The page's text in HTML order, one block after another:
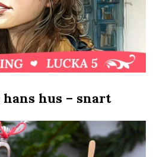
hus – snart